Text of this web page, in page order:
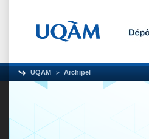
UQAM Archipel